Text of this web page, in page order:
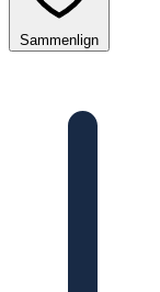
Sammenlign